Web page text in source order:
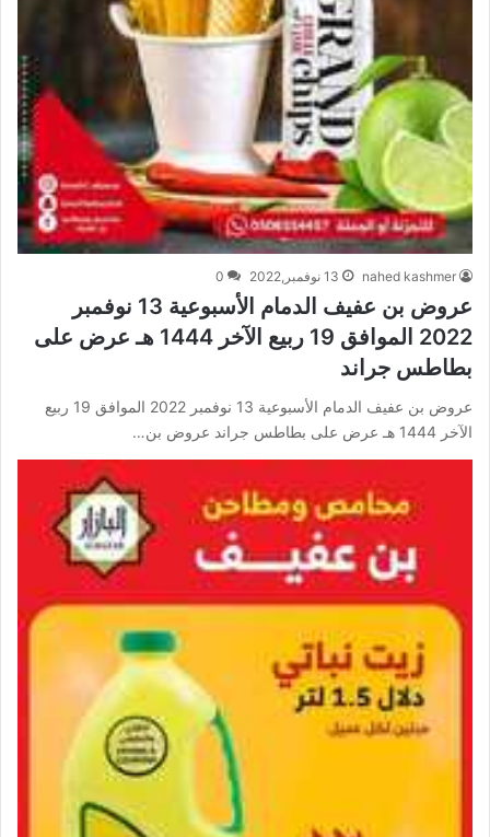
nahed kashmer 13 نوفمبر,2022 0
عروض بن عفيف الدمام الأسبوعية 13 نوفمبر
2022 الموافق 19 ربيع الآخر 1444 هـ عرض على
بطاطس جراند
عروض بن عفيف الدمام الأسبوعية 13 نوفمبر 2022 الموافق 19 ربيع
الآخر 1444 هـ عرض على بطاطس جراند عروض بن…